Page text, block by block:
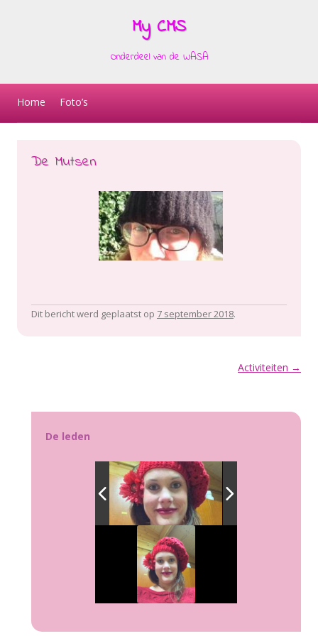
My CMS
Onderdeel van de WASA
Skip to content
Home
Foto’s
De Mutsen
Dit bericht werd geplaatst op 7 september 2018.
Activiteiten →
De leden